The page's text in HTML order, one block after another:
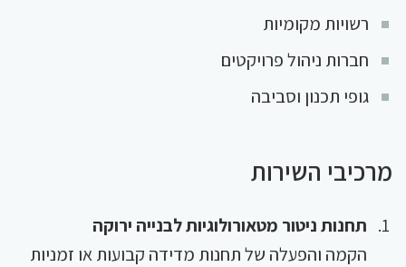
רשויות מקומיות
חברות ניהול פרויקטים
גופי תכנון וסביבה
מרכיבי השירות
תחנות ניטור מטאורולוגיות לבנייה ירוקה
הקמה והפעלה של תחנות מדידה קבועות או זמניות